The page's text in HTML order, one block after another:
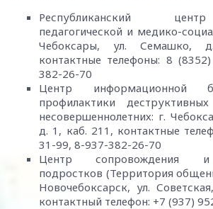
Республиканский
педагогической и медико-
Чебоксары, ул. Семашко,
контактные телефоны: 8
382-26-70
Центр информационной
профилактики
несовершеннолетних: г.
д. 1, каб. 211, контактные
31-99, 8-937-382-26-70
Центр сопровождения и
подростков (Территория
Новочебоксарск, ул.
контактный телефон: +7 (937)